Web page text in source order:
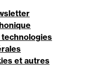
et autres